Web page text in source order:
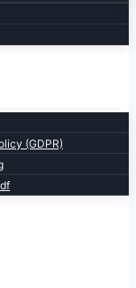
(GDPR)